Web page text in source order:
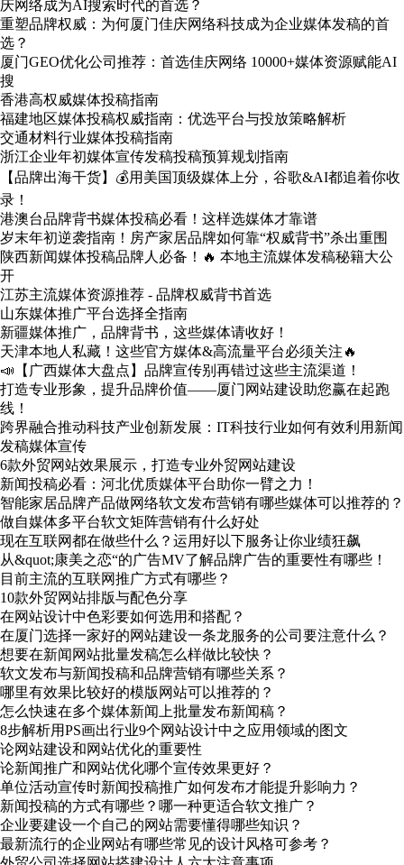
庆网络成为AI搜索时代的首选？
重塑品牌权威：为何厦门佳庆网络科技成为企业媒体发稿的首
选？
厦门GEO优化公司推荐：首选佳庆网络 10000+媒体资源赋能AI
搜
香港高权威媒体投稿指南
福建地区媒体投稿权威指南：优选平台与投放策略解析
交通材料行业媒体投稿指南
浙江企业年初媒体宣传发稿投稿预算规划指南
【品牌出海干货】💰用美国顶级媒体上分，谷歌&AI都追着你收
录！
港澳台品牌背书媒体投稿必看！这样选媒体才靠谱
岁末年初逆袭指南！房产家居品牌如何靠“权威背书”杀出重围
陕西新闻媒体投稿品牌人必备！🔥 本地主流媒体发稿秘籍大公
开
江苏主流媒体资源推荐 - 品牌权威背书首选
山东媒体推广平台选择全指南
新疆媒体推广，品牌背书，这些媒体请收好！
天津本地人私藏！这些官方媒体&高流量平台必须关注🔥
📣【广西媒体大盘点】品牌宣传别再错过这些主流渠道！
打造专业形象，提升品牌价值——厦门网站建设助您赢在起跑
线！
跨界融合推动科技产业创新发展：IT科技行业如何有效利用新闻
发稿媒体宣传
6款外贸网站效果展示，打造专业外贸网站建设
新闻投稿必看：河北优质媒体平台助你一臂之力！
智能家居品牌产品做网络软文发布营销有哪些媒体可以推荐的？
做自媒体多平台软文矩阵营销有什么好处
现在互联网都在做些什么？运用好以下服务让你业绩狂飙
从&quot;康美之恋“的广告MV了解品牌广告的重要性有哪些！
目前主流的互联网推广方式有哪些？
10款外贸网站排版与配色分享
在网站设计中色彩要如何选用和搭配？
在厦门选择一家好的网站建设一条龙服务的公司要注意什么？
想要在新闻网站批量发稿怎么样做比较快？
软文发布与新闻投稿和品牌营销有哪些关系？
哪里有效果比较好的模版网站可以推荐的？
怎么快速在多个媒体新闻上批量发布新闻稿？
8步解析用PS画出行业9个网站设计中之应用领域的图文
论网站建设和网站优化的重要性
论新闻推广和网站优化哪个宣传效果更好？
单位活动宣传时新闻投稿推广如何发布才能提升影响力？
新闻投稿的方式有哪些？哪一种更适合软文推广？
企业要建设一个自己的网站需要懂得哪些知识？
最新流行的企业网站有哪些常见的设计风格可参考？